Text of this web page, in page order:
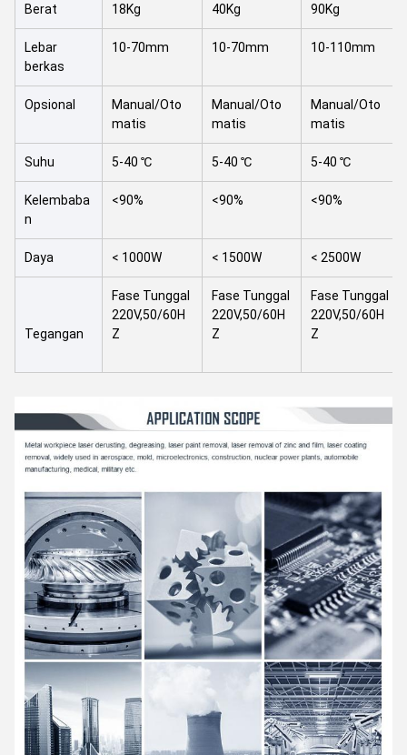
Berat 18Kg 40Kg 90Kg
Lebar
berkas
10-70mm 10-70mm 10-110mm
Opsional
Manual/Oto
matis
Manual/Oto
matis
Manual/Oto
matis
Suhu 5-40 ℃ 5-40 ℃ 5-40 ℃
Kelembaba
n
<90% <90% <90%
Daya < 1000W < 1500W < 2500W
Tegangan
Fase Tunggal
220V,50/60H
Z
Fase Tunggal
220V,50/60H
Z
Fase Tunggal
220V,50/60H
Z